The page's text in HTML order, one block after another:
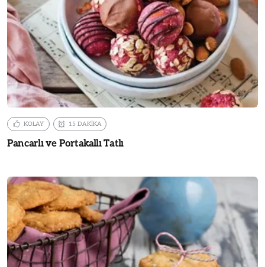
KOLAY 15 DAKİKA
Pancarlı ve Portakallı Tatlı